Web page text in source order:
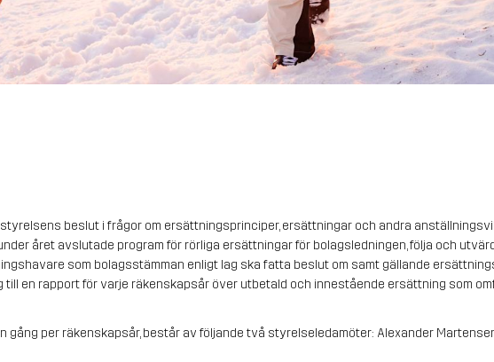
beslut i frågor om ersättningsprinciper, ersättningar och andra
året avslutade program för rörliga ersättningar för bolagsledningen, följa och
som bolagsstämman enligt lag ska fatta beslut om samt gällande
en rapport för varje räkenskapsår över utbetald och innestående ersättning som
gång per räkenskapsår, består av följande två styrelseledamöter: Alexander